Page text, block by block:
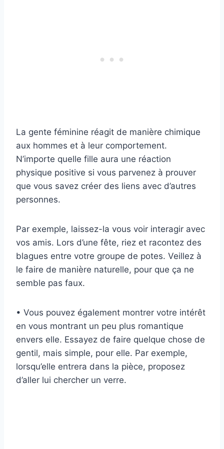
La gente féminine réagit de manière chimique
aux hommes et à leur comportement.
N’importe quelle fille aura une réaction
physique positive si vous parvenez à prouver
que vous savez créer des liens avec d’autres
personnes.
Par exemple, laissez-la vous voir interagir avec
vos amis. Lors d’une fête, riez et racontez des
blagues entre votre groupe de potes. Veillez à
le faire de manière naturelle, pour que ça ne
semble pas faux.
• Vous pouvez également montrer votre intérêt
en vous montrant un peu plus romantique
envers elle. Essayez de faire quelque chose de
gentil, mais simple, pour elle. Par exemple,
lorsqu’elle entrera dans la pièce, proposez
d’aller lui chercher un verre.